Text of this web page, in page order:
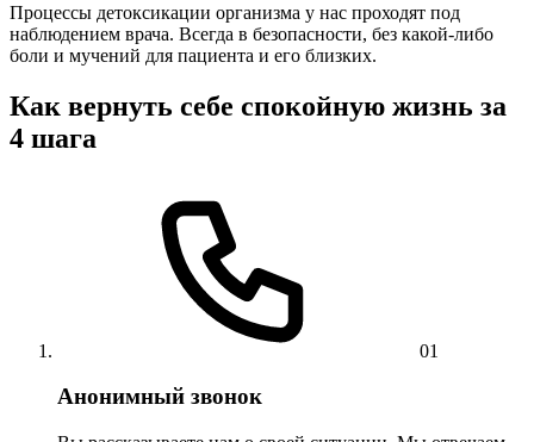
Процессы детоксикации организма у нас проходят под
наблюдением врача. Всегда в безопасности, без какой-либо
боли и мучений для пациента и его близких.
Как вернуть себе спокойную жизнь за
4 шага
01
Анонимный звонок